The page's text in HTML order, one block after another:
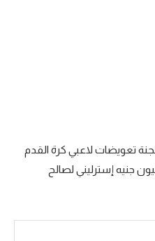
تعويضات لاعبي كرة القدم
ليفربول مبلغ 6.8 مليون جنيه إسترليني لصالح